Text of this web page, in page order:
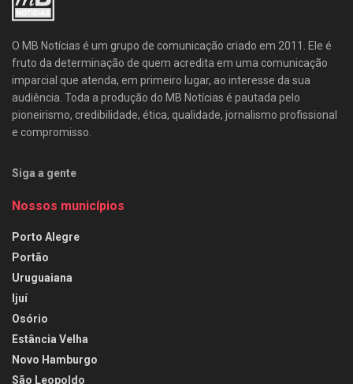
O MB Notícias é um grupo de comunicação criado em 2011. Ele é
fruto da determinação de quem acredita em uma comunicação
imparcial que atenda, em primeiro lugar, ao interesse da sua
audiência. Toda a produção do MB Notícias é pautada pelo
pioneirismo, credibilidade, ética, qualidade, jornalismo profissional
e compromisso.
Siga a gente
Nossos municípios
Porto Alegre
Portão
Uruguaiana
Ijuí
Osório
Estância Velha
Novo Hamburgo
São Leopoldo